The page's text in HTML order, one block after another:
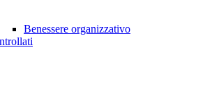
Benessere organizzativo